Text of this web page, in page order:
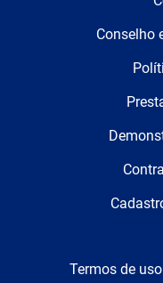
Conselho
Termos de